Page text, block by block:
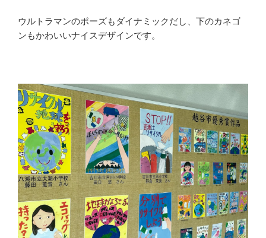
ウルトラマンのポーズもダイナミックだし、下のカネゴ
ンもかわいいナイスデザインです。